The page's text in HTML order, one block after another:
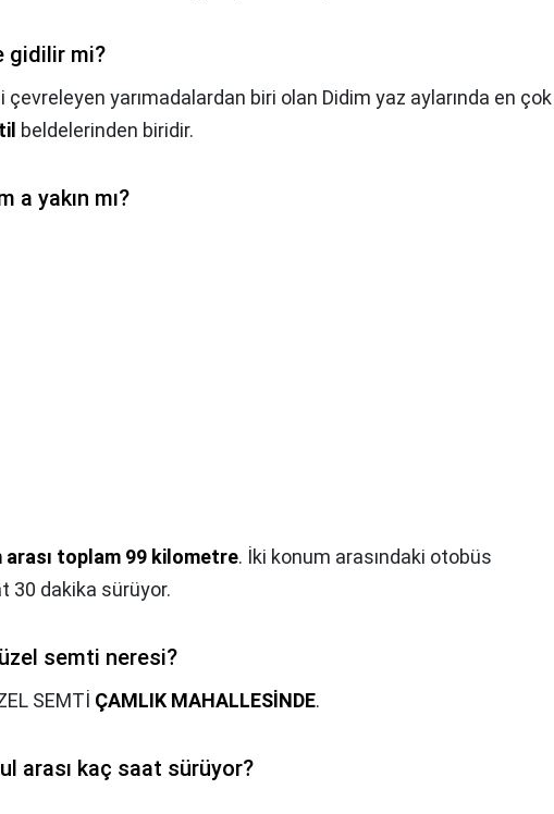
gidilir mi?
çevreleyen yarımadalardan biri olan Didim yaz aylarında en çok
beldelerinden biridir.
a yakın mı?
arası toplam 99 kilometre. İki konum arasındaki otobüs
30 dakika sürüyor.
semti neresi?
SEMTİ ÇAMLIK MAHALLESİNDE.
arası kaç saat sürüyor?